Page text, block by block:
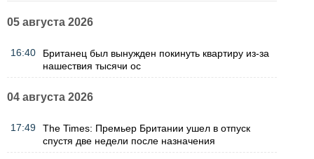
05 августа 2026
16:40
Британец был вынужден покинуть квартиру из-за
нашествия тысячи ос
04 августа 2026
17:49
The Times: Премьер Британии ушел в отпуск
спустя две недели после назначения